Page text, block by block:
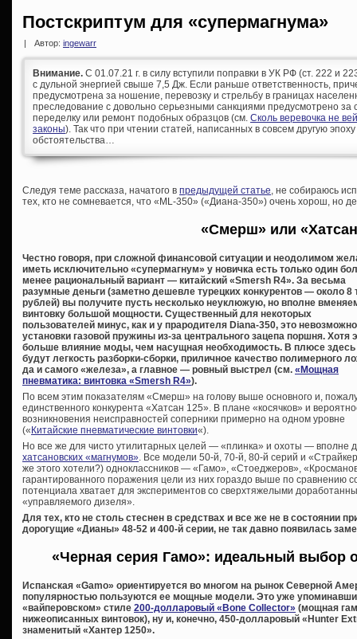
Постскриптум для «супермагнума»
| Автор: ingewarr
Внимание. С 01.07.21 г. в силу вступили поправки в УК РФ (ст. 222 и
с дульной энергией свыше 7,5 Дж. Если раньше ответственность,
предусмотрена за ношение, перевозку и стрельбу в границах
преследование с довольно серьезными санкциями предусмотрено за
переделку или ремонт подобных образцов (см. Сколь веревочка не
законы). Так что при чтении статей, написанных в совсем другую
обстоятельства…
Следуя теме рассказа, начатого в предыдущей статье , не собираюсь
тех, кто не сомневается, что «ML-350» («Диана-350») очень хорош, но
«Смерш» или
Честно говоря, при сложной финансовой ситуации и неодолимом
иметь исключительно «супермагнум» у новичка есть только один
менее рациональный вариант — китайский «Smersh R4». За весьма
разумные деньги (заметно дешевле турецких конкурентов — около 8
рублей) вы получите пусть несколько неуклюжую, но вполне
винтовку большой мощности. Существенный для некоторых
пользователей минус, как и у прародителя Diana-350, это
установки газовой пружины из-за центрального зацепа поршня. Хотя
больше влияние моды, чем насущная необходимость. В плюсе здесь
будут легкость разборки-сборки, приличное качество полимерного
да и самого «железа», а главное — ровный выстрел (см. «Мощная
пневматика: винтовка «Smersh R4»).
По всем этим показателям «Смерш» на голову выше основного и,
единственного конкурента «Хатсан 125». В плане «косячков» и
возникновения неисправностей соперники примерно на одном уровне
(«Китайские пневматические винтовки«).
Но все же для чисто утилитарных целей — «плинка» и охоты — вполне
хатсановских «магнумов» . Все модели 50-й, 70-й, 80-й серий и
же этого хотели?) одноклассников — «Гамо», «Стоеджеров»,
гарантированного поражения цели из них гораздо выше по сравнению
потенциала хватает для экспериментов со сверхтяжелыми
«управляемого дизеля».
Для тех, кто не столь стеснен в средствах и все же не в состоянии
дорогущие «Дианы» 48-52 и 400-й серии, не так давно появилась
«Черная серия Гамо»: идеальный выбор
Испанская «Gamo» ориентируется во многом на рынок Северной
популярностью пользуются ее мощные модели. Это уже
«вайперовском» стиле 200-долларовый «Bone Collector» (мощная
нижеописанных винтовок), ну и, конечно, 450-долларовый «Hunter
знаменитый «Хантер 1250».